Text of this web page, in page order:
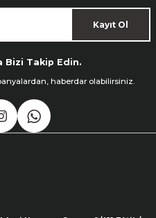
Kayıt Ol
Bizi Takip Edin.
haberdar olabilirsiniz.